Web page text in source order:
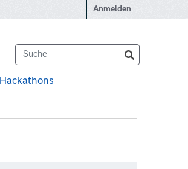
Anmelden
Hackathons